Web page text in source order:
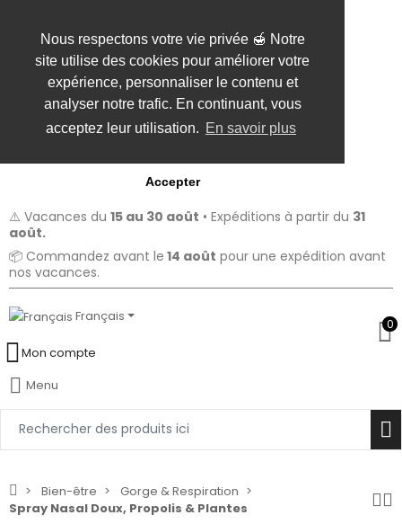
Nous respectons votre vie privée 🍯 Notre
site utilise des cookies pour améliorer votre
expérience, personnaliser le contenu et
analyser notre trafic. En continuant, vous
acceptez leur utilisation. En savoir plus
Accepter
⚠️ Vacances du 15 au 30 août • Expéditions à partir du 31
août.
📦 Commandez avant le 14 août pour une expédition avant
nos vacances.
Français 0
Mon compte
Menu
Bien-être
Gorge & Respiration
Spray Nasal Doux, Propolis & Plantes